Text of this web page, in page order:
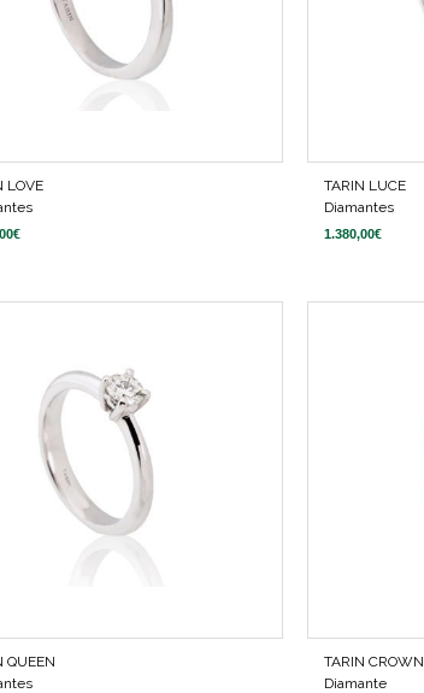
LOVE
€
TARIN LUCE
Diamantes
1.380,00€
QUEEN
TARIN CROWN
Diamante